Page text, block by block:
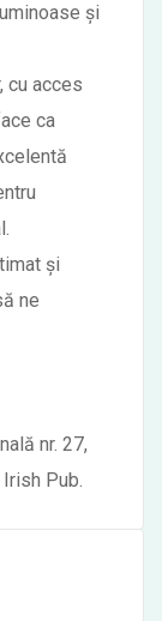
și
cu acces
ca
și
ne
nr. 27,
Pub.